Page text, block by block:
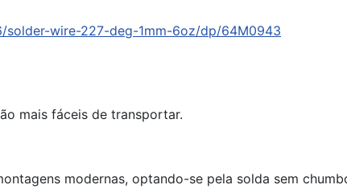
solder-wire-227-deg-1mm-6oz/dp/64M0943
mais fáceis de transportar.
modernas, optando-se pela solda sem